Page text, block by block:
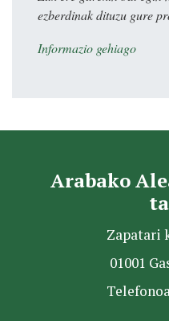
ezberdinak dituzu gure
Informazio gehiago
Arabako
Zapatari
01001